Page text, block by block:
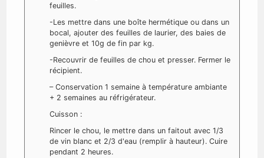
feuilles.
-Les mettre dans une boîte hermétique ou dans un
bocal, ajouter des feuilles de laurier, des baies de
genièvre et 10g de fin par kg.
-Recouvrir de feuilles de chou et presser. Fermer le
récipient.
– Conservation 1 semaine à température ambiante
+ 2 semaines au réfrigérateur.
Cuisson :
Rincer le chou, le mettre dans un faitout avec 1/3
de vin blanc et 2/3 d'eau (remplir à hauteur). Cuire
pendant 2 heures.